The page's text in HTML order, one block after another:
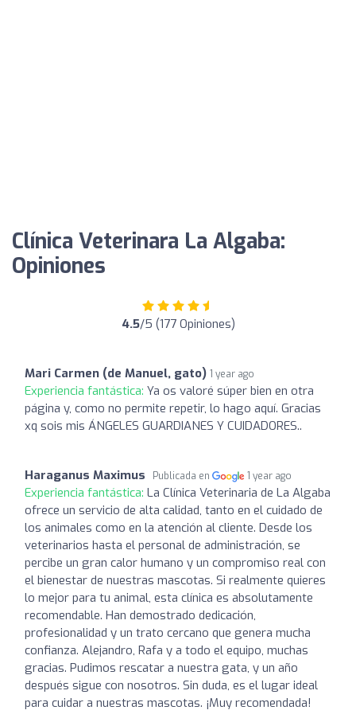
Clínica Veterinara La Algaba:
Opiniones
4.5/5 (177 Opiniones)
Mari Carmen (de Manuel, gato) 1 year ago
Experiencia fantástica: Ya os valoré súper bien en otra
página y, como no permite repetir, lo hago aquí. Gracias
xq sois mis ÁNGELES GUARDIANES Y CUIDADORES..
Haraganus Maximus Publicada en 1 year ago
Experiencia fantástica: La Clínica Veterinaria de La Algaba
ofrece un servicio de alta calidad, tanto en el cuidado de
los animales como en la atención al cliente. Desde los
veterinarios hasta el personal de administración, se
percibe un gran calor humano y un compromiso real con
el bienestar de nuestras mascotas. Si realmente quieres
lo mejor para tu animal, esta clínica es absolutamente
recomendable. Han demostrado dedicación,
profesionalidad y un trato cercano que genera mucha
confianza. Alejandro, Rafa y a todo el equipo, muchas
gracias. Pudimos rescatar a nuestra gata, y un año
después sigue con nosotros. Sin duda, es el lugar ideal
para cuidar a nuestras mascotas. ¡Muy recomendada!